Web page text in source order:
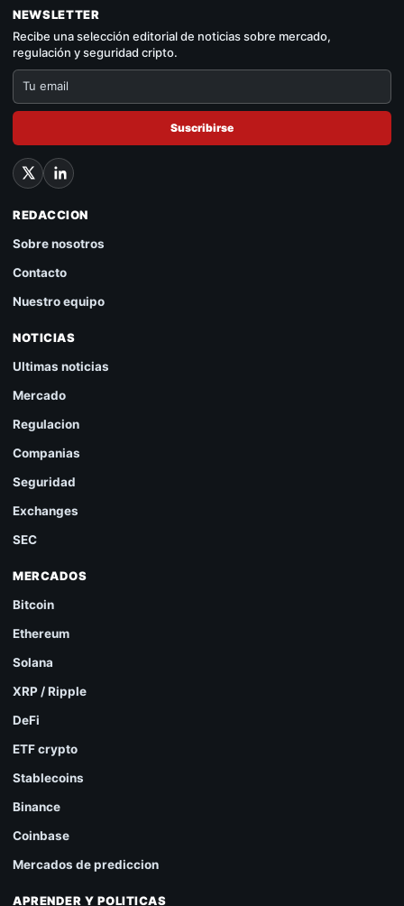
NEWSLETTER
Recibe una selección editorial de noticias sobre mercado,
regulación y seguridad cripto.
Suscribirse
REDACCION
Sobre nosotros
Contacto
Nuestro equipo
NOTICIAS
Ultimas noticias
Mercado
Regulacion
Companias
Seguridad
Exchanges
SEC
MERCADOS
Bitcoin
Ethereum
Solana
XRP / Ripple
DeFi
ETF crypto
Stablecoins
Binance
Coinbase
Mercados de prediccion
APRENDER Y POLITICAS